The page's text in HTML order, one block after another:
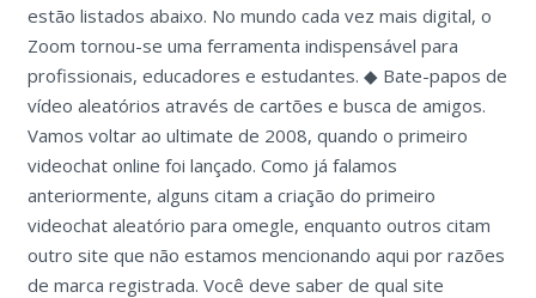
estão listados abaixo. No mundo cada vez mais digital, o
Zoom tornou-se uma ferramenta indispensável para
profissionais, educadores e estudantes. ◆ Bate-papos de
vídeo aleatórios através de cartões e busca de amigos.
Vamos voltar ao ultimate de 2008, quando o primeiro
videochat online foi lançado. Como já falamos
anteriormente, alguns citam a criação do primeiro
videochat aleatório para omegle, enquanto outros citam
outro site que não estamos mencionando aqui por razões
de marca registrada. Você deve saber de qual site